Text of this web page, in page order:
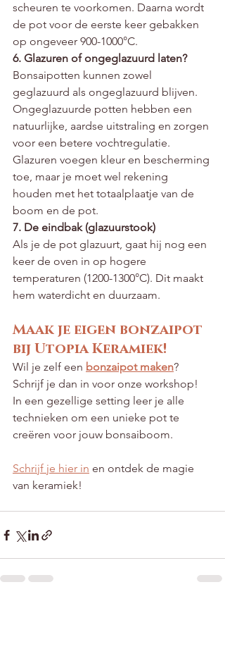
scheuren te voorkomen. Daarna wordt
de pot voor de eerste keer gebakken
op ongeveer 900-1000°C.
6. Glazuren of ongeglazuurd laten?
Bonsaipotten kunnen zowel
geglazuurd als ongeglazuurd blijven.
Ongeglazuurde potten hebben een
natuurlijke, aardse uitstraling en zorgen
voor een betere vochtregulatie.
Glazuren voegen kleur en bescherming
toe, maar je moet wel rekening
houden met het totaalplaatje van de
boom en de pot.
7. De eindbak (glazuurstook)
Als je de pot glazuurt, gaat hij nog een
keer de oven in op hogere
temperaturen (1200-1300°C). Dit maakt
hem waterdicht en duurzaam.
Maak je eigen bonzaipot
bij Utopia Keramiek!
Wil je zelf een bonzaipot maken?
Schrijf je dan in voor onze workshop!
In een gezellige setting leer je alle
technieken om een unieke pot te
creëren voor jouw bonsaiboom.
Schrijf je hier in en ontdek de magie
van keramiek!